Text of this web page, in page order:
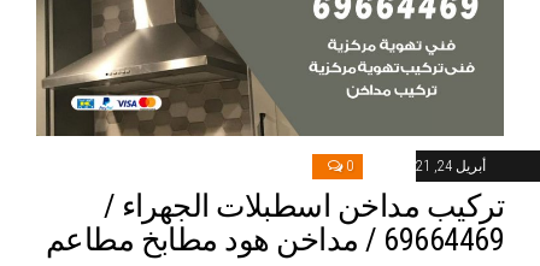
أبريل 24, 2021 0
تركيب مداخن اسطبلات الجهراء /
69664469 / مداخن هود مطابخ مطاعم